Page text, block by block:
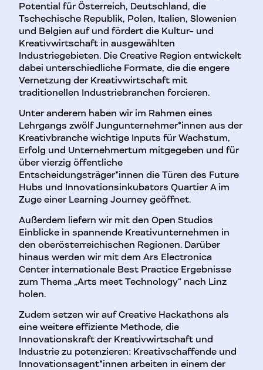
Potential für Österreich, Deutschland, die
Tschechische Republik, Polen, Italien, Slowenien
und Belgien auf und fördert die Kultur- und
Kreativwirtschaft in ausgewählten
Industriegebieten. Die Creative Region entwickelt
dabei unterschiedliche Formate, die die engere
Vernetzung der Kreativwirtschaft mit
traditionellen Industriebranchen forcieren.
Unter anderem haben wir im Rahmen eines
Lehrgangs zwölf Jungunternehmer*innen aus der
Kreativbranche wichtige Inputs für Wachstum,
Erfolg und Unternehmertum mitgegeben und für
über vierzig öffentliche
Entscheidungsträger*innen die Türen des Future
Hubs und Innovationsinkubators Quartier A im
Zuge einer Learning Journey geöffnet.
Außerdem liefern wir mit den Open Studios
Einblicke in spannende Kreativunternehmen in
den oberösterreichischen Regionen. Darüber
hinaus werden wir mit dem Ars Electronica
Center internationale Best Practice Ergebnisse
zum Thema „Arts meet Technology“ nach Linz
holen.
Zudem setzen wir auf Creative Hackathons als
eine weitere effiziente Methode, die
Innovationskraft der Kreativwirtschaft und
Industrie zu potenzieren: Kreativschaffende und
Innovationsagent*innen arbeiten in einem der